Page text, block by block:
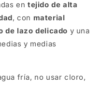
entejido de alta
, con material
de lazo delicado y una
y medias
fría, no usar cloro,